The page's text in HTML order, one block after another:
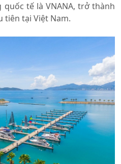
quốc tế là VNANA, trở thành
tiên tại Việt Nam.